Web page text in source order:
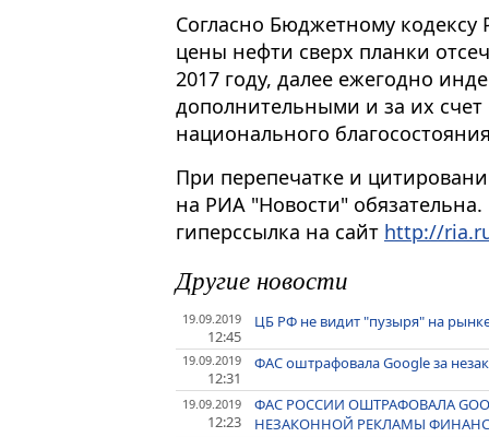
Согласно Бюджетному
цены нефти сверх планки
2017 году, далее ежегодно
дополнительными и за их
национального
При перепечатке и
на РИА "Новости"
гиперссылка на сайт http://
Другие новости
19.09.2019
12:45
ЦБ РФ не видит "пузыря" на
19.09.2019
12:31
ФАС оштрафовала Google за
19.09.2019
12:23
ФАС РОССИИ ОШТРАФОВАЛА
НЕЗАКОННОЙ РЕКЛАМЫ